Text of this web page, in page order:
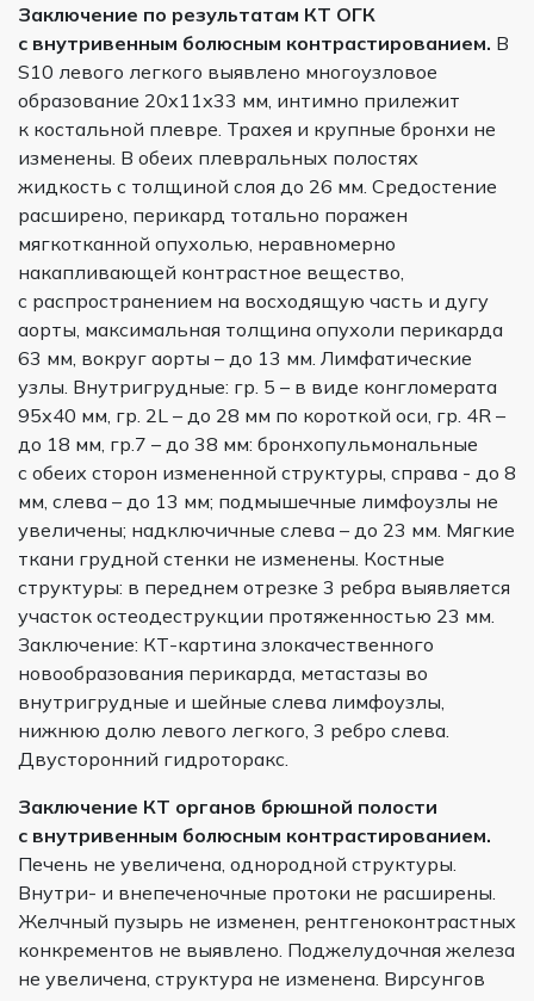
Заключение по результатам КТ ОГК
с внутривенным болюсным контрастированием. В
S10 левого легкого выявлено многоузловое
образование 20х11х33 мм, интимно прилежит
к костальной плевре. Трахея и крупные бронхи не
изменены. В обеих плевральных полостях
жидкость с толщиной слоя до 26 мм. Средостение
расширено, перикард тотально поражен
мягкотканной опухолью, неравномерно
накапливающей контрастное вещество,
с распространением на восходящую часть и дугу
аорты, максимальная толщина опухоли перикарда
63 мм, вокруг аорты – до 13 мм. Лимфатические
узлы. Внутригрудные: гр. 5 – в виде конгломерата
95х40 мм, гр. 2L – до 28 мм по короткой оси, гр. 4R –
до 18 мм, гр.7 – до 38 мм: бронхопульмональные
с обеих сторон измененной структуры, справа - до 8
мм, слева – до 13 мм; подмышечные лимфоузлы не
увеличены; надключичные слева – до 23 мм. Мягкие
ткани грудной стенки не изменены. Костные
структуры: в переднем отрезке 3 ребра выявляется
участок остеодеструкции протяженностью 23 мм.
Заключение: КТ-картина злокачественного
новообразования перикарда, метастазы во
внутригрудные и шейные слева лимфоузлы,
нижнюю долю левого легкого, 3 ребро слева.
Двусторонний гидроторакс.
Заключение КТ органов брюшной полости
с внутривенным болюсным контрастированием.
Печень не увеличена, однородной структуры.
Внутри- и внепеченочные протоки не расширены.
Желчный пузырь не изменен, рентгеноконтрастных
конкрементов не выявлено. Поджелудочная железа
не увеличена, структура не изменена. Вирсунгов